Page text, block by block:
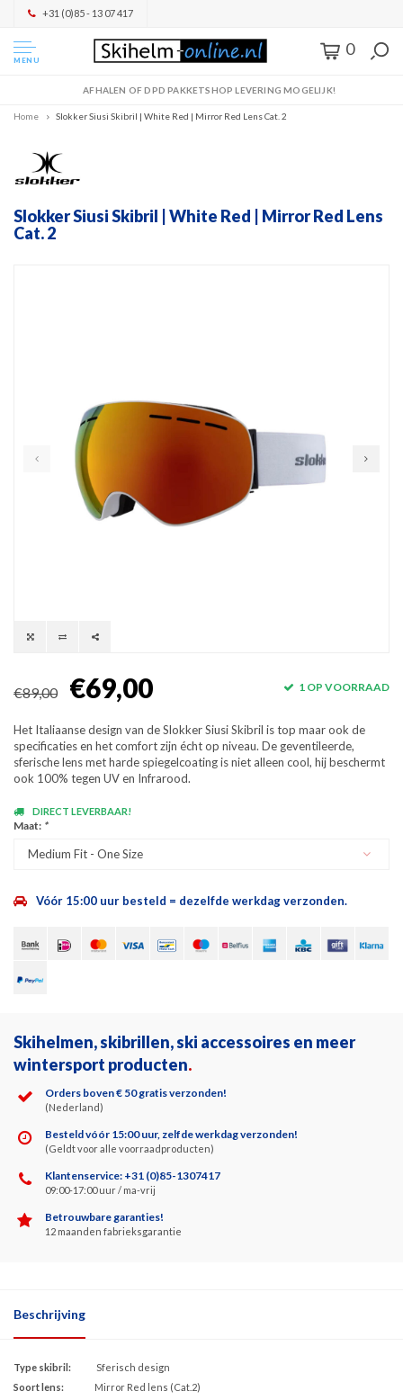
+31 (0)85 - 13 07 417
MENU
0
AFHALEN OF DPD PAKKETSHOP LEVERING MOGELIJK!
Home Slokker Siusi Skibril | White Red | Mirror Red Lens Cat. 2
Slokker Siusi Skibril | White Red | Mirror Red Lens
Cat. 2
€89,00 €69,00 1 OP VOORRAAD
Het Italiaanse design van de Slokker Siusi Skibril is top maar ook de
specificaties en het comfort zijn écht op niveau. De geventileerde,
sferische lens met harde spiegelcoating is niet alleen cool, hij beschermt
ook 100% tegen UV en Infrarood.
DIRECT LEVERBAAR!
Maat: *
Medium Fit - One Size
Vóór 15:00 uur besteld = dezelfde werkdag verzonden.
Skihelmen, skibrillen, ski accessoires en meer
wintersport producten.
Orders boven € 50 gratis verzonden!
(Nederland)
Besteld vóór 15:00 uur, zelfde werkdag verzonden!
(Geldt voor alle voorraadproducten)
Klantenservice: +31 (0)85-1307417
09:00-17:00 uur / ma-vrij
Betrouwbare garanties!
12 maanden fabrieksgarantie
Beschrijving
Type skibril: Sferisch design
Soort lens: Mirror Red lens (Cat.2)